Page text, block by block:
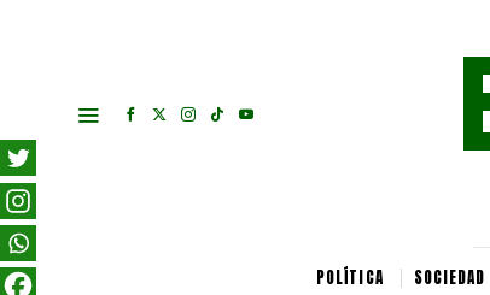
POLÍTICA SOCIEDAD